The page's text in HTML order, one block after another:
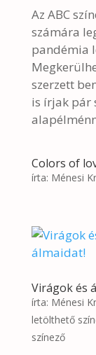
Az ABC
számára
pandémia
szerzett
is írjak pár
Colors of
írta: Ménesi
Virágok és
írta: Ménesi
letölthető
színező